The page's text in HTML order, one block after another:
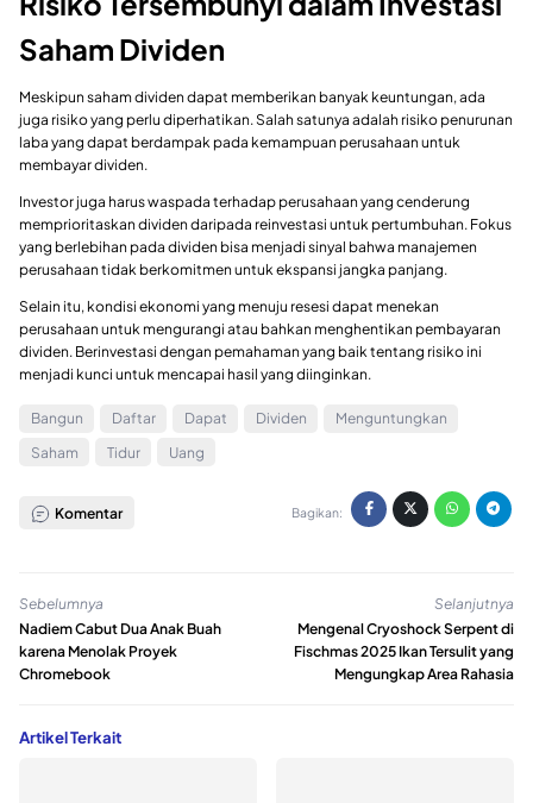
Saham Dividen
Meskipun saham dividen dapat memberikan banyak keuntungan, ada
juga risiko yang perlu diperhatikan. Salah satunya adalah risiko penurunan
laba yang dapat berdampak pada kemampuan perusahaan untuk
membayar dividen.
Investor juga harus waspada terhadap perusahaan yang cenderung
memprioritaskan dividen daripada reinvestasi untuk pertumbuhan. Fokus
yang berlebihan pada dividen bisa menjadi sinyal bahwa manajemen
perusahaan tidak berkomitmen untuk ekspansi jangka panjang.
Selain itu, kondisi ekonomi yang menuju resesi dapat menekan
perusahaan untuk mengurangi atau bahkan menghentikan pembayaran
dividen. Berinvestasi dengan pemahaman yang baik tentang risiko ini
menjadi kunci untuk mencapai hasil yang diinginkan.
Bangun Daftar Dapat Dividen
Menguntungkan
Saham
Tidur Uang
Komentar Bagikan:
Sebelumnya
Nadiem Cabut Dua Anak Buah
karena Menolak Proyek
Chromebook
Selanjutnya
Mengenal Cryoshock Serpent di
Fischmas 2025 Ikan Tersulit yang
Mengungkap Area Rahasia
Artikel Terkait